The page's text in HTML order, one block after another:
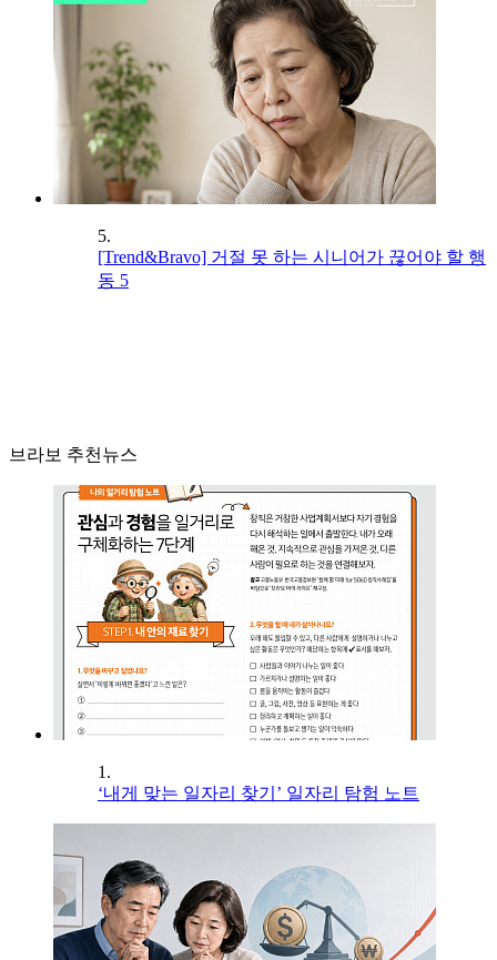
5.
[Trend&Bravo] 거절 못 하는 시니어가 끊어야 할 행
동 5
브라보 추천뉴스
1.
‘내게 맞는 일자리 찾기’ 일자리 탐험 노트